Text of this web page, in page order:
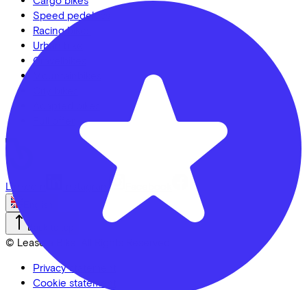
Speed pedelecs
Racing bikes
Urban bike
Gravelbikes
LinkedIn
Back to top
© Lease a Bike. All Rights Reserved.
Privacy statement
Cookie statement